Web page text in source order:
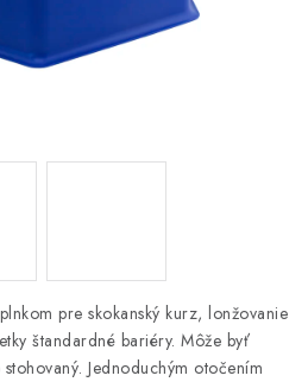
podmienky
údajov
Napíšte nám
pre skokanský kurz, lonžovanie
štandardné bariéry. Môže byť
Jednoduchým otočením